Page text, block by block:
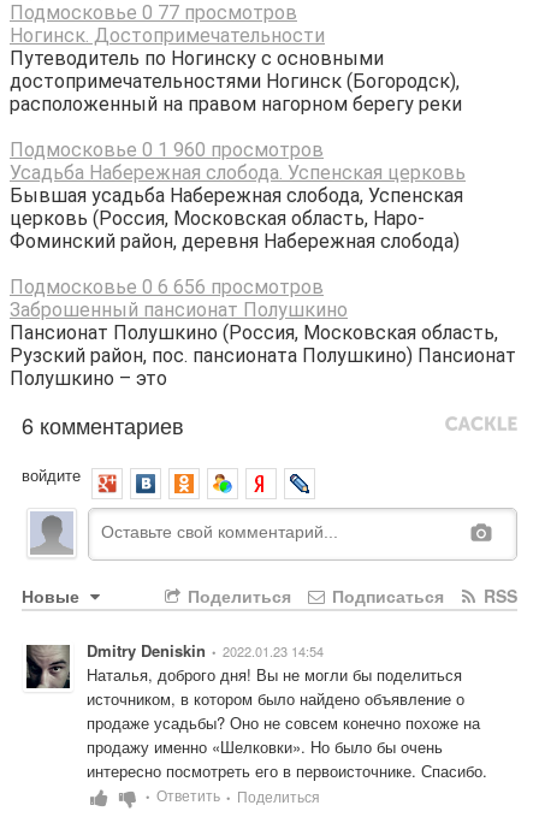
Подмосковье 0 77 просмотров
Ногинск. Достопримечательности
Путеводитель по Ногинску с основными
достопримечательностями Ногинск (Богородск),
расположенный на правом нагорном берегу реки
Подмосковье 0 1 960 просмотров
Усадьба Набережная слобода. Успенская церковь
Бывшая усадьба Набережная слобода, Успенская
церковь (Россия, Московская область, Наро-
Фоминский район, деревня Набережная слобода)
Подмосковье 0 6 656 просмотров
Заброшенный пансионат Полушкино
Пансионат Полушкино (Россия, Московская область,
Рузский район, пос. пансионата Полушкино) Пансионат
Полушкино – это
6 комментариев
войдите
Новые RSS
Подписаться
Поделиться
Dmitry Deniskin • 2022.01.23 14:54
Наталья, доброго дня! Вы не могли бы поделиться
источником, в котором было найдено объявление о
продаже усадьбы? Оно не совсем конечно похоже на
продажу именно «Шелковки». Но было бы очень
интересно посмотреть его в первоисточнике. Спасибо.
• Ответить • Поделиться